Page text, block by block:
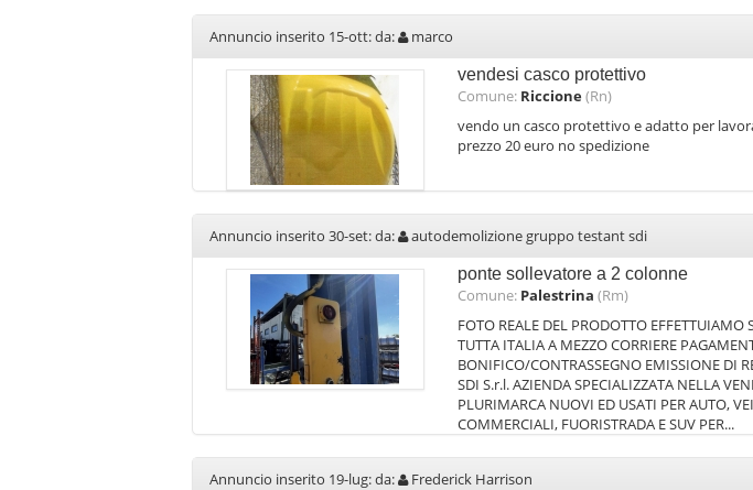
Annuncio inserito 15-ott: da: marco
vendesi casco protettivo
Comune: Riccione(Rn)
vendo un casco protettivo e adatto per
prezzo 20 euro no spedizione
Annuncio inserito 30-set: da: autodemolizione gruppo testant sdi
ponte sollevatore a 2 colonne
Comune: Palestrina (Rm)
FOTO REALE DEL PRODOTTO EFFETTUIAMO
TUTTA ITALIA A MEZZO CORRIERE
BONIFICO/CONTRASSEGNO EMISSIONE DI
SDI S.r.l. AZIENDA SPECIALIZZATA NELLA
PLURIMARCA NUOVI ED USATI PER AUTO,
COMMERCIALI, FUORISTRADA E SUV PER...
Annuncio inserito 19-lug: da: Frederick Harrison